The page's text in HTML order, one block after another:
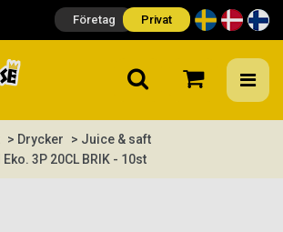
Företag Privat
> Drycker
> Juice & saft
Eko. 3P 20CL BRIK - 10st